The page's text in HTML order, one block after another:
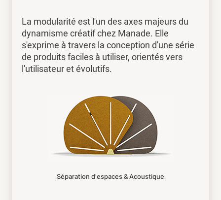
La modularité est l'un des axes majeurs du
dynamisme créatif chez Manade. Elle
s'exprime à travers la conception d'une série
de produits faciles à utiliser, orientés vers
l'utilisateur et évolutifs.
Séparation d'espaces & Acoustique